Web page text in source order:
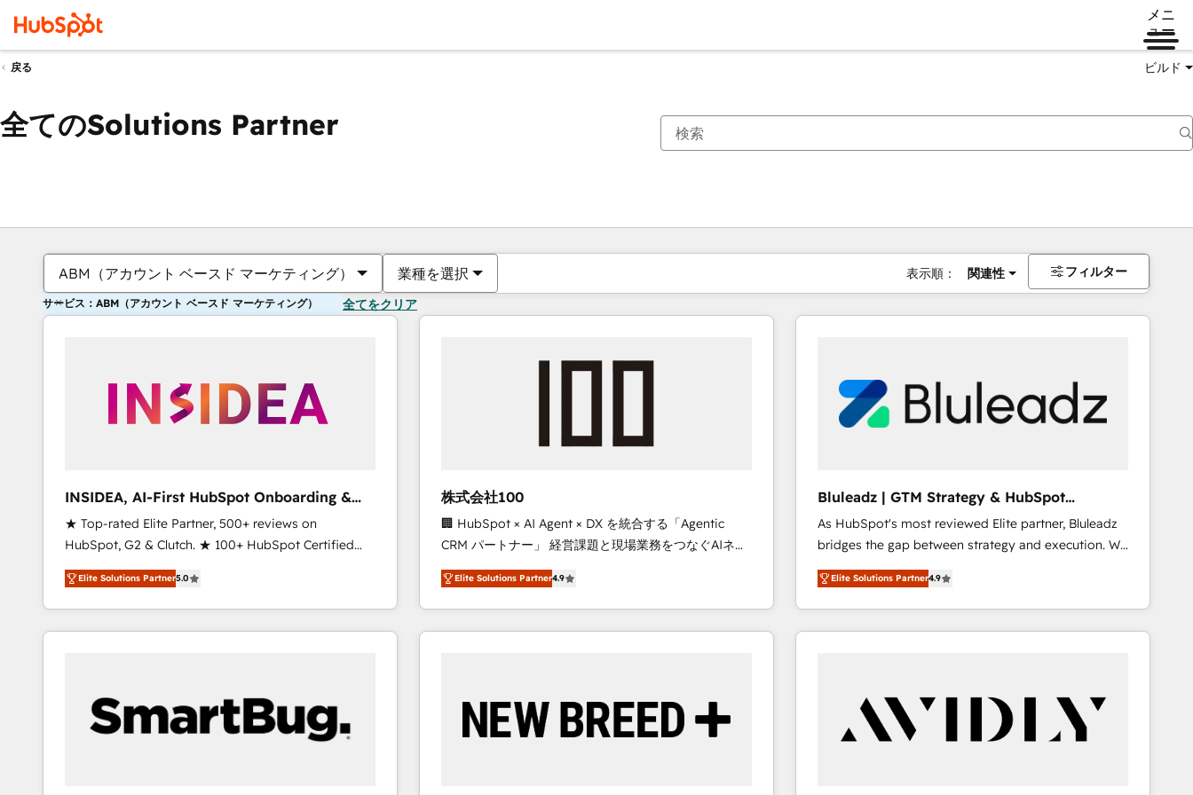
メニ
ュー
戻る ビルド
全てのSolutions Partner
ABM（アカウント ベースド マーケティング） 業種を選択 表示順： 関連性 フィルター
サービス：ABM（アカウント ベースド マーケティング） 全てをクリア
INSIDEA, AI-First HubSpot Onboarding &
RevOps
★ Top-rated Elite Partner, 500+ reviews on
HubSpot, G2 & Clutch. ★ 100+ HubSpot Certified
Experts & Trainers across the team ★ 1,500+
implementations across five continents ★ AI-First,
RevOps-led, Onboarding obsessed ★ Company of
the Year 2024/25 INSIDEA helps growing companies
workflows that drive adoption from week one, in
your time zone. What we do ➤ Onboarding: Live in
weeks, with workflows built around your business,
Elite Solutions Partner5.0
株式会社100
🏢 HubSpot × AI Agent × DX を統合する「Agentic
CRM パートナー」 経営課題と現場業務をつなぐAIネイ
ティブ・エージェンシーとして、HubSpot Eliteの実装
力で顧客フロント業務を再設計します。 💡 100inc は何
をする会社か？ HubSpotを共通基盤に、AIエージェン
トを組み込んだ顧客フロント業務（マーケティング・営
を、CRMを軸とした全社共通基盤に再構築します。意
思決定者・PMO・現場担当者に並走します。 1️⃣
Elite Solutions Partner4.9
Bluleadz | GTM Strategy & HubSpot
Implementation
As HubSpot's most reviewed Elite partner, Bluleadz
bridges the gap between strategy and execution. We
don't just "set up tools" — we install the GTM
Operating System (GTM OS) to align your leadership
and engineer a portal that drives predictable
revenue velocity. 🚀 GTM Strategy & Alignment
"accelerating a mess." ⚙️ Elite Engineering & AI
Scalable Architecture: Zero-technical-debt setup
across all Hubs, validated by our 7 HubSpot
Elite Solutions Partner4.9
現在の場所ページ
ページページページページページページページページページページ